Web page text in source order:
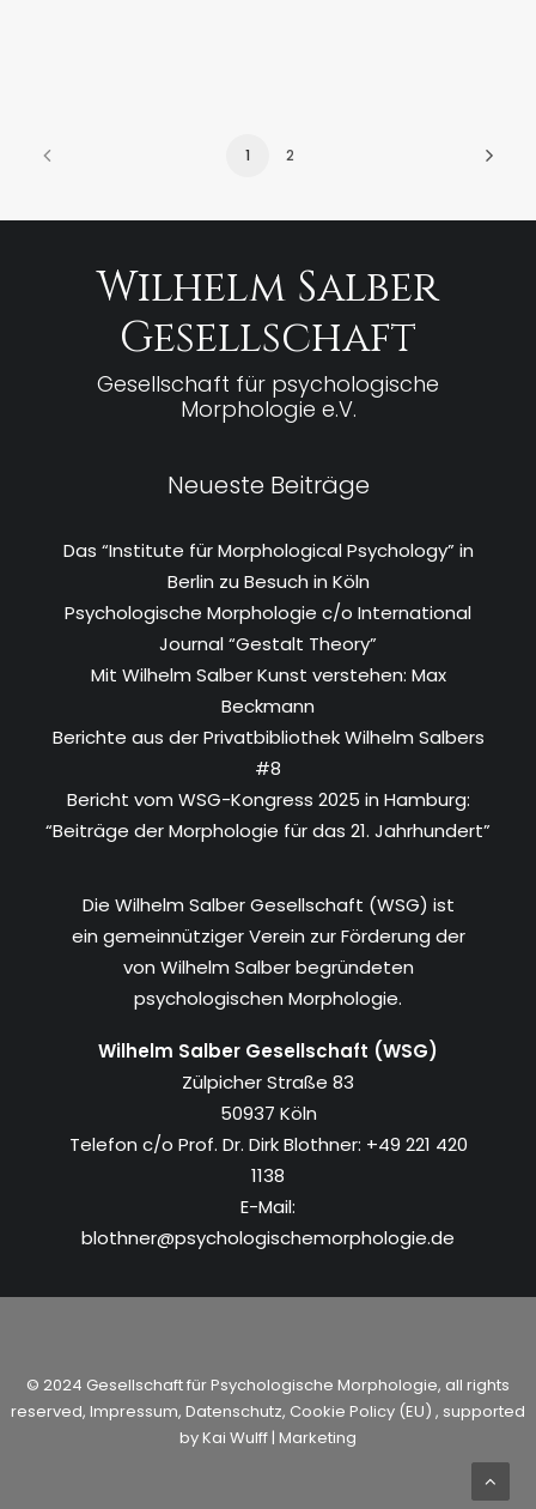
1 2
Wilhelm Salber
Gesellschaft
Gesellschaft für psychologische
Morphologie e.V.
Neueste Beiträge
Das “Institute für Morphological Psychology” in
Berlin zu Besuch in Köln
Psychologische Morphologie c/o International
Journal “Gestalt Theory”
Mit Wilhelm Salber Kunst verstehen: Max
Beckmann
Berichte aus der Privatbibliothek Wilhelm Salbers
#8
Bericht vom WSG-Kongress 2025 in Hamburg:
“Beiträge der Morphologie für das 21. Jahrhundert”
Die Wilhelm Salber Gesellschaft (WSG) ist
ein gemeinnütziger Verein zur Förderung der
von Wilhelm Salber begründeten
psychologischen Morphologie.
Wilhelm Salber Gesellschaft (WSG)
Zülpicher Straße 83
50937 Köln
Telefon c/o Prof. Dr. Dirk Blothner: +49 221 420
1138
E-Mail:
blothner@psychologischemorphologie.de
© 2024 Gesellschaft für Psychologische Morphologie, all rights
reserved, Impressum, Datenschutz, Cookie Policy (EU) , supported
byKai Wulff | Marketing